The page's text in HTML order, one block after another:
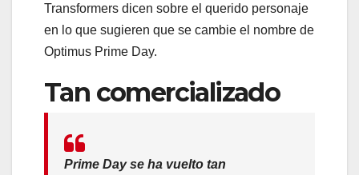
Transformers dicen sobre el querido personaje
en lo que sugieren que se cambie el nombre de
Optimus Prime Day.
Tan comercializado
Prime Day se ha vuelto tan